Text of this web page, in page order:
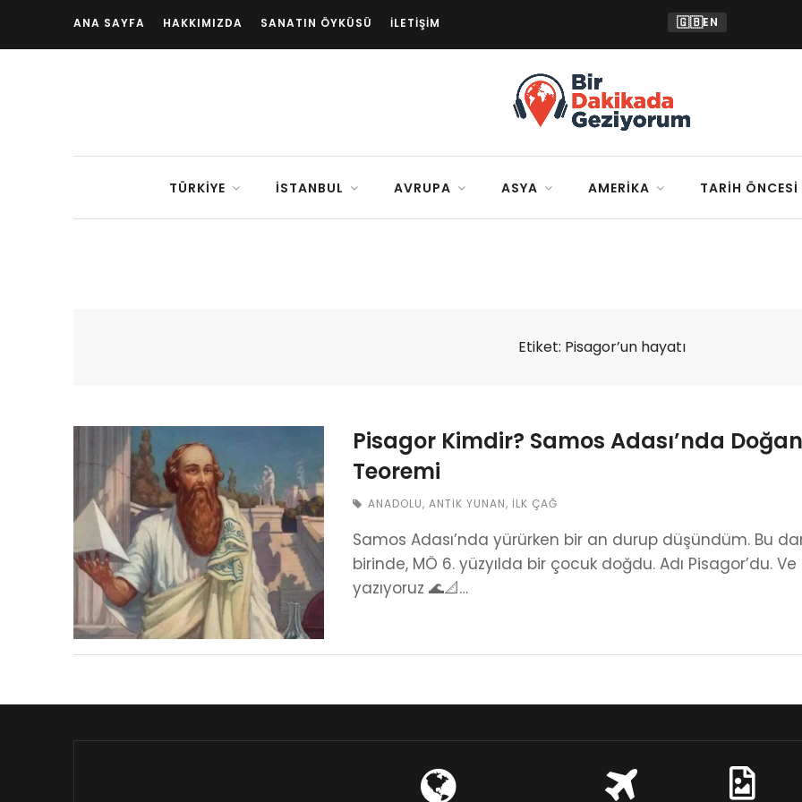
ANA SAYFA HAKKIMIZDA SANATIN ÖYKÜSÜ İLETIŞIM 🇬🇧EN
TÜRKIYE İSTANBUL AVRUPA ASYA AMERIKA TARIH ÖNCESI
Etiket: Pisagor’un hayatı
Pisagor Kimdir? Samos Adası’nda
Teoremi
ANADOLU, ANTIK YUNAN, İLK ÇAĞ
Samos Adası’nda yürürken bir an durup düşündüm. Bu
birinde, MÖ 6. yüzyılda bir çocuk doğdu. Adı Pisagor’du.
yazıyoruz 🌊📐…